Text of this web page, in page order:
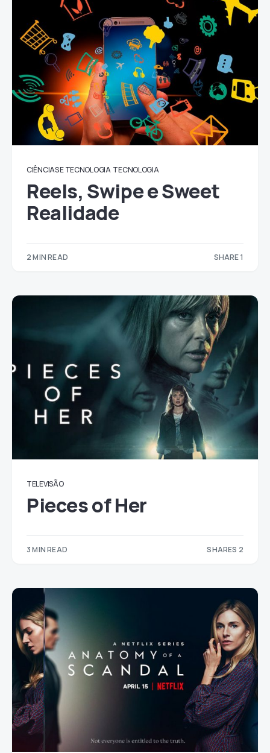
CIÊNCIAS E TECNOLOGIA TECNOLOGIA
Reels, Swipe e Sweet
Realidade
2 MIN READ SHARE 1
TELEVISÃO
Pieces of Her
3 MIN READ SHARES 2